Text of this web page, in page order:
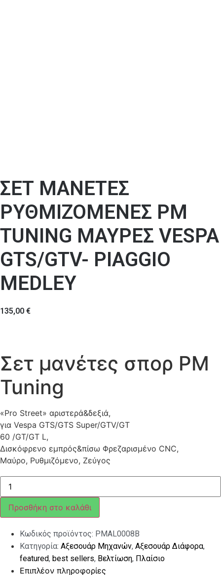
ΣΕΤ ΜΑΝΕΤΕΣ
ΡΥΘΜΙΖΟΜΕΝΕΣ PM
TUNING ΜΑΥΡΕΣ VESPA
GTS/GTV- PIAGGIO
MEDLEY
135,00 €
Σετ μανέτες σπορ PM
Tuning
«Pro Street» αριστερά&δεξιά,
για Vespa GTS/GTS Super/GTV/GT
60 /GT/GT L,
Δισκόφρενο εμπρός&πίσω Φρεζαρισμένο CNC,
Μαύρο, Ρυθμιζόμενο, Ζεύγος
ΣΕΤ
ΜΑΝΕΤΕΣ
ΡΥΘΜΙΖΟΜΕΝΕΣ
PM
TUNING
ΜΑΥΡΕΣ
GTS/GTV-
PIAGGIO
MEDLEY
ποσότητα
Προσθήκη στο καλάθι
Κωδικός προϊόντος: PMAL0008B
Κατηγορία: Αξεσουάρ Μηχανών, Αξεσουάρ Διάφορα,
featured, best sellers, Βελτίωση, Πλαίσιο
Επιπλέον πληροφορίες